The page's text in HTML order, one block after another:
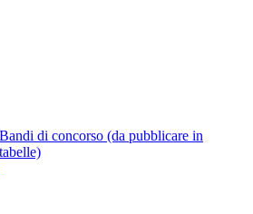
Bandi di concorso (da pubblicare in
tabelle)